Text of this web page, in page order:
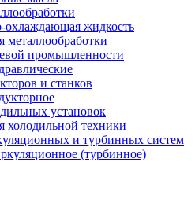
охлаждающая жидкость
металлообработки
промышленности
и станков
установок
холодильной техники
и турбинных систем
(турбинное)